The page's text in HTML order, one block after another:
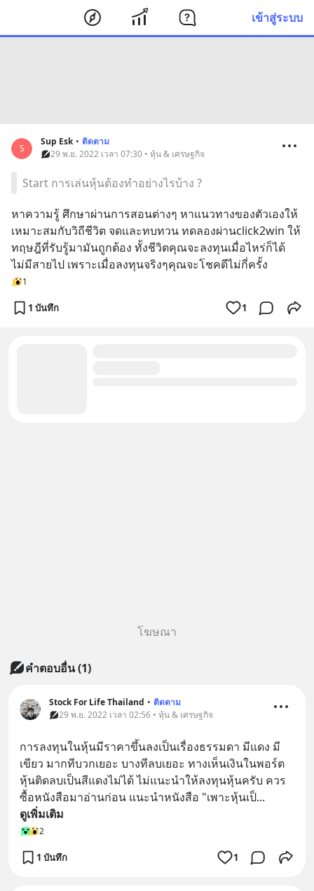
เข้าสู่ระบบ
S
Sup Esk • ติดตาม
29 พ.ย. 2022 เวลา 07:30 • หุ้น & เศรษฐกิจ
Start การเล่นหุ้นต้องทำอย่างไรบ้าง ?
หาความรู้ ศึกษาผ่านการสอนต่างๆ หาแนวทางของตัวเองให้
เหมาะสมกับวิถีชีวิต จดและทบทวน ทดลองผ่านclick2win ให้
ทฤษฎีที่รับรู้มามันถูกต้อง ทั้งชีวิตคุณจะลงทุนเมื่อไหร่ก็ได้
ไม่มีสายไป เพราะเมื่อลงทุนจริงๆคุณจะโชคดีไม่กี่ครั้ง
1
1 บันทึก 1
โฆษณา
คำตอบอื่น(1)
Stock For Life Thailand • ติดตาม
29 พ.ย. 2022 เวลา 02:56 • หุ้น & เศรษฐกิจ
การลงทุนในหุ้นมีราคาขึ้นลงเป็นเรื่องธรรมดา มีแดง มี
เขียว มากทีบวกเยอะ บางทีลบเยอะ ทางเห็นเงินในพอร์ต
หุ้นติดลบเป็นสีแดงไม่ได้ ไม่แนะนำให้ลงทุนหุ้นครับ ควร
ซื้อหนังสือมาอ่านก่อน แนะนำหนังสือ "เพาะหุ้นเป็...
ดูเพิ่มเติม
2
1 บันทึก 1